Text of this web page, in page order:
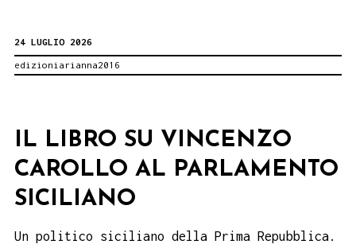
letterario
per
24 LUGLIO 2026
edizioniarianna2016
IL LIBRO SU VINCENZO
CAROLLO AL PARLAMENTO
SICILIANO
Un politico siciliano della Prima Repubblica.